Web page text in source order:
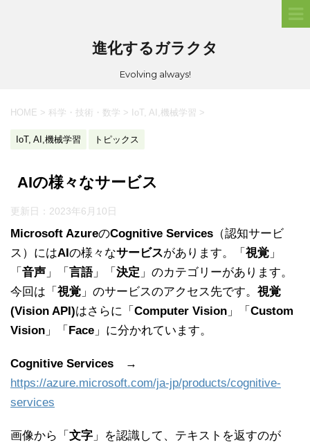
進化するガラクタ
Evolving always!
HOME > 科学・技術・数学 > IoT, AI,機械学習 >
IoT, AI,機械学習 トピックス
AIの様々なサービス
更新日： 2023年6月10日
Microsoft AzureのCognitive Services （認知サービ
ス）にはAIの様々なサービスがあります。「 視覚 」
「 音声 」「 言語」「 決定 」のカテゴリーがあります。
今回は「 視覚 」のサービスのアクセス先です。 視覚
(Vision API)はさらに「 Computer Vision 」「 Custom
Vision 」「 Face 」に分かれています。
Cognitive Services →
https://azure.microsoft.com/ja-jp/products/cognitive-
services
画像から「 文字 」を認識して、テキストを返すのが